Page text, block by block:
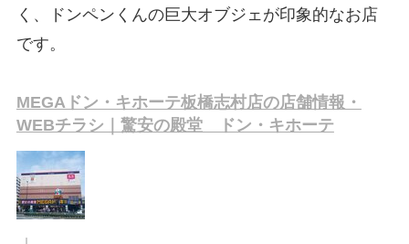
く、ドンペンくんの巨大オブジェが印象的なお店
です。
MEGAドン・キホーテ板橋志村店の店舗情報・
WEBチラシ｜驚安の殿堂 ドン・キホーテ